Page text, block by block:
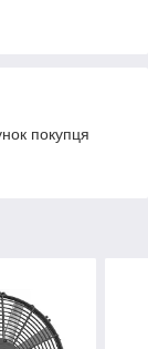
покупця